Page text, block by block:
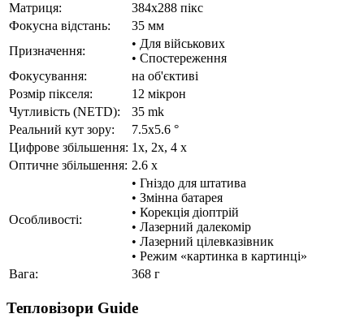
Матриця:
384x288 пікс
Фокусна відстань:
35 мм
Призначення:
• Для військових
• Спостереження
Фокусування:
на об'єктиві
Розмір пікселя:
12 мікрон
Чутливість (NETD):
35 mk
Реальний кут зору:
7.5x5.6 °
Цифрове збільшення: 1х, 2х, 4 x
Оптичне збільшення: 2.6 x
Особливості:
• Гніздо для штатива
• Змінна батарея
• Корекція діоптрій
• Лазерний далекомір
• Лазерний цілевказівник
• Режим «картинка в картинці»
Вага:
368 г
Тепловізори Guide